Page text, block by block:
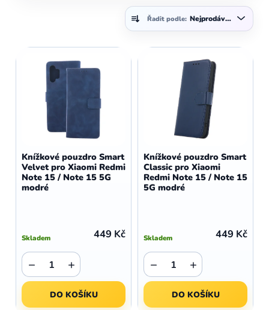
Ř
a
e
d
u
Řadit podle: Nejprodávanější
ý
o
d
u
ů
Knížkové pouzdro Smart
Velvet pro Xiaomi Redmi
Note 15 / Note 15 5G
modré
Skladem 449 Kč
+
−
DO KOŠÍKU
Knížkové pouzdro Smart
Classic pro Xiaomi
Redmi Note 15 / Note 15
5G modré
Skladem 449 Kč
+
−
DO KOŠÍKU